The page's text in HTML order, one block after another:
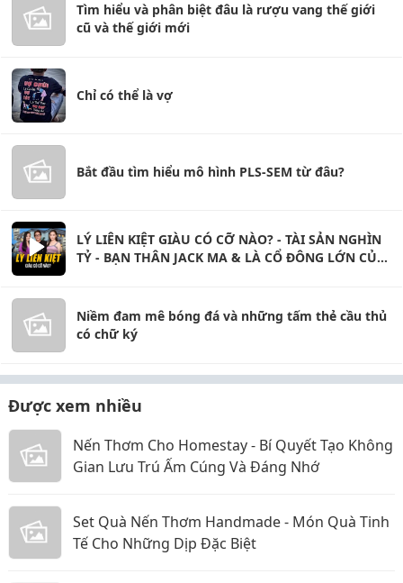
Tìm hiểu và phân biệt đâu là rượu vang thế giới
cũ và thế giới mới
Chỉ có thể là vợ
Bắt đầu tìm hiểu mô hình PLS-SEM từ đâu?
LÝ LIÊN KIỆT GIÀU CÓ CỠ NÀO? - TÀI SẢN NGHÌN
TỶ - BẠN THÂN JACK MA & LÀ CỔ ĐÔNG LỚN CỦA
Niềm đam mê bóng đá và những tấm thẻ cầu thủ
có chữ ký
Được xem nhiều
Nến Thơm Cho Homestay - Bí Quyết Tạo Không
Gian Lưu Trú Ấm Cúng Và Đáng Nhớ
Set Quà Nến Thơm Handmade - Món Quà Tinh
Tế Cho Những Dịp Đặc Biệt